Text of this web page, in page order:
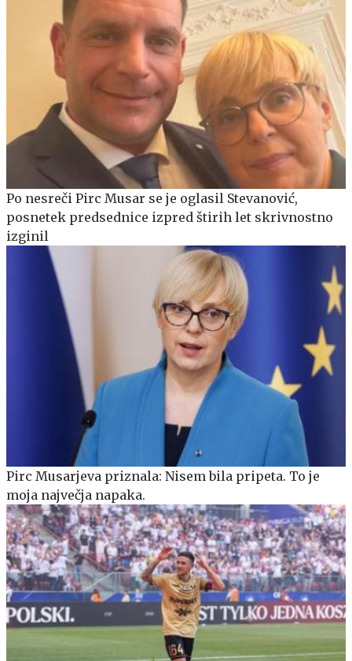
Po nesreči Pirc Musar se je oglasil Stevanović,
posnetek predsednice izpred štirih let skrivnostno
izginil
Pirc Musarjeva priznala: Nisem bila pripeta. To je
moja največja napaka.